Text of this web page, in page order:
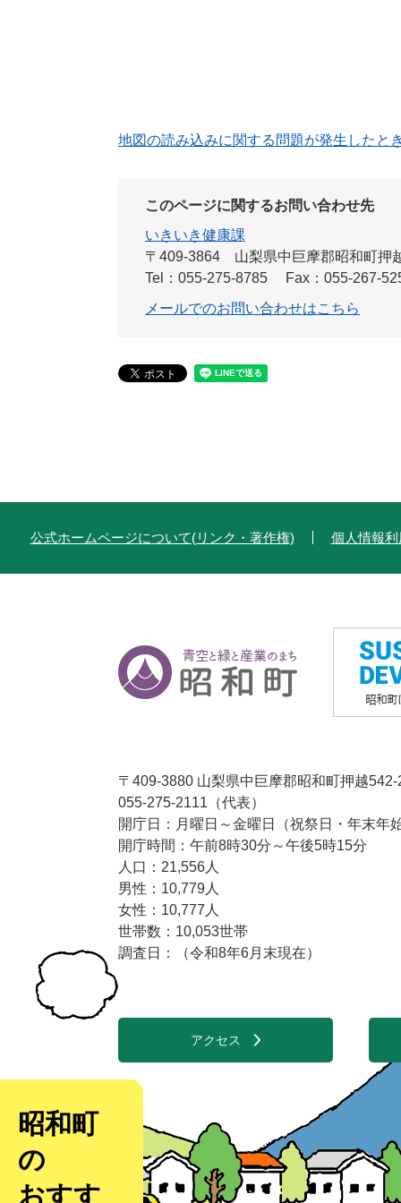
地図の読み込みに関する問題が発生したと
このページに関するお問い合わせ先
いきいき健康課
〒409-3864
山梨県中巨摩郡昭和町押
Tel：055-275-8785
Fax：055-267-
メールでのお問い合わせはこちら
公式ホームページについて(リンク・著作権) 個人情報
〒409-3880 山梨県中巨摩郡昭和町押越542-
055-275-2111（代表）
開庁日：月曜日～金曜日（祝祭日・年末年
開庁時間：午前8時30分～午後5時15分
人口：21,556人
男性：10,779人
女性：10,777人
世帯数：10,053世帯
調査日：（令和8年6月末現在）
アクセス
昭和町
の
おすす